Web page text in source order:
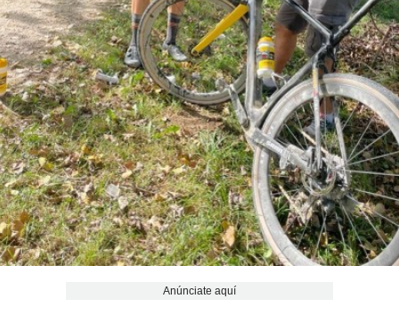
Anúnciate aquí